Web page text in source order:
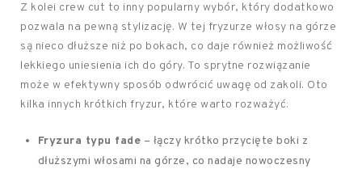
Z kolei crew cut to inny popularny wybór, który dodatkowo
pozwala na pewną stylizację. W tej fryzurze włosy na górze
są nieco dłuższe niż po bokach, co daje również możliwość
lekkiego uniesienia ich do góry. To sprytne rozwiązanie
może w efektywny sposób odwrócić uwagę od zakoli. Oto
kilka innych krótkich fryzur, które warto rozważyć:
Fryzura typu fade – łączy krótko przycięte boki z
dłuższymi włosami na górze, co nadaje nowoczesny